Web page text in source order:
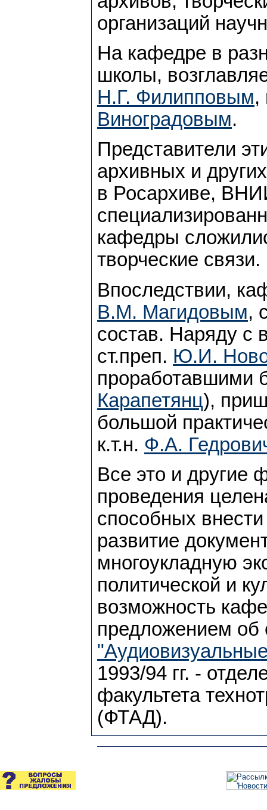
организаций
На кафедре в
школы,
Н.Г. Филипповым,
Виноградовым.
Представители
архивных и
в Росархиве,
кафедры
творческие связи.
Впоследствии,
В.М. Магидовым,
состав. Наряду с
ст.преп. Ю.И.
проработавшими
Карапетянц),
большой
к.т.н. Ф.А.
Все это и другие
проведения
способных
развитие
многоукладную
политической и
возможность
предложением об
1993/94 гг. -
факультета
(ФТАД).